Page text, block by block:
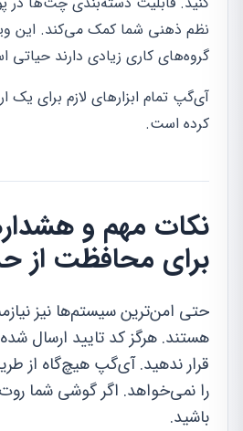
نظم ذهنی شما کمک می‌کند. این
گروه‌های کاری زیادی دارند حیاتی
آی‌گپ تمام ابزارهای لازم برای یک
کرده است.
نکات مهم و
برای محافظت از
حتی امن‌ترین سیستم‌ها نیز
هستند. هرگز کد تایید ارسال شده
قرار ندهید. آی‌گپ هیچ‌گاه از
را نمی‌خواهد. اگر گوشی شما
باشید.